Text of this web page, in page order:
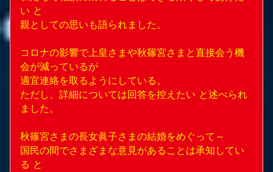
い と
親としての思いも語られました。
コロナの影響で上皇さまや秋篠宮さまと直接会う機
会が減っているが
適宜連絡を取るようにしている。
ただし、詳細については回答を控えたい と述べられ
ました。
秋篠宮さまの長女眞子さまの結婚をめぐって～
国民の間でさまざまな意見があることは承知してい
る と